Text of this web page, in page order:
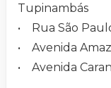
Tupinambás
• Rua São
• Avenida
• Avenida